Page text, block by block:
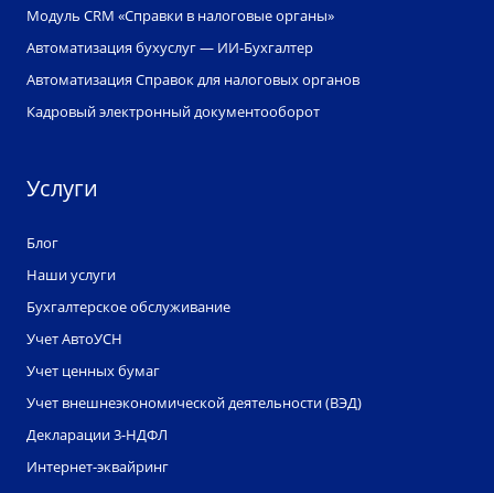
Модуль CRM «Справки в налоговые органы»
Автоматизация бухуслуг — ИИ-Бухгалтер
Автоматизация Справок для налоговых органов
Кадровый электронный документооборот
Услуги
Блог
Наши услуги
Бухгалтерское обслуживание
Учет АвтоУСН
Учет ценных бумаг
Учет внешнеэкономической деятельности (ВЭД)
Декларации 3-НДФЛ
Интернет-эквайринг